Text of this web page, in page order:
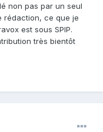
non pas par un seul
rédaction, ce que je
est sous SPIP.
très bientôt